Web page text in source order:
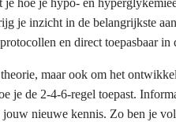
hoe je hypo- en
je inzicht in de belangrijkste
en direct toepasbaar in
maar ook om het
je de 2-4-6-regel toepast.
jouw nieuwe kennis. Zo ben je